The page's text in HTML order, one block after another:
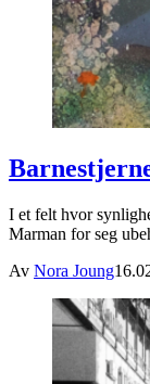
I et felt hvor
Marman for seg
Av Nora Joung